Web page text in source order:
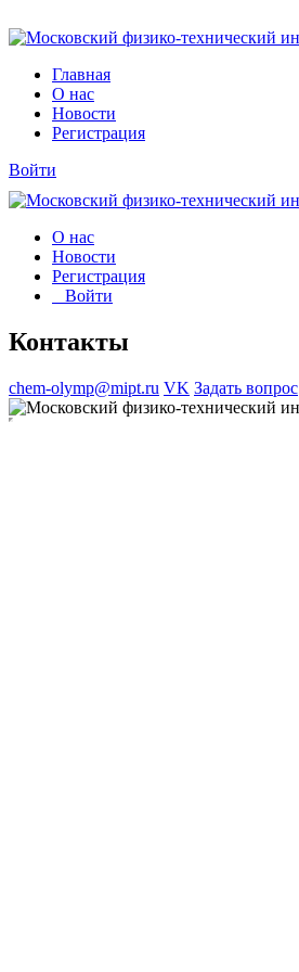
Главная
О нас
Новости
Регистрация
Войти
О нас
Новости
Регистрация
Войти
Контакты
chem-olymp@mipt.ru VK Задать вопрос